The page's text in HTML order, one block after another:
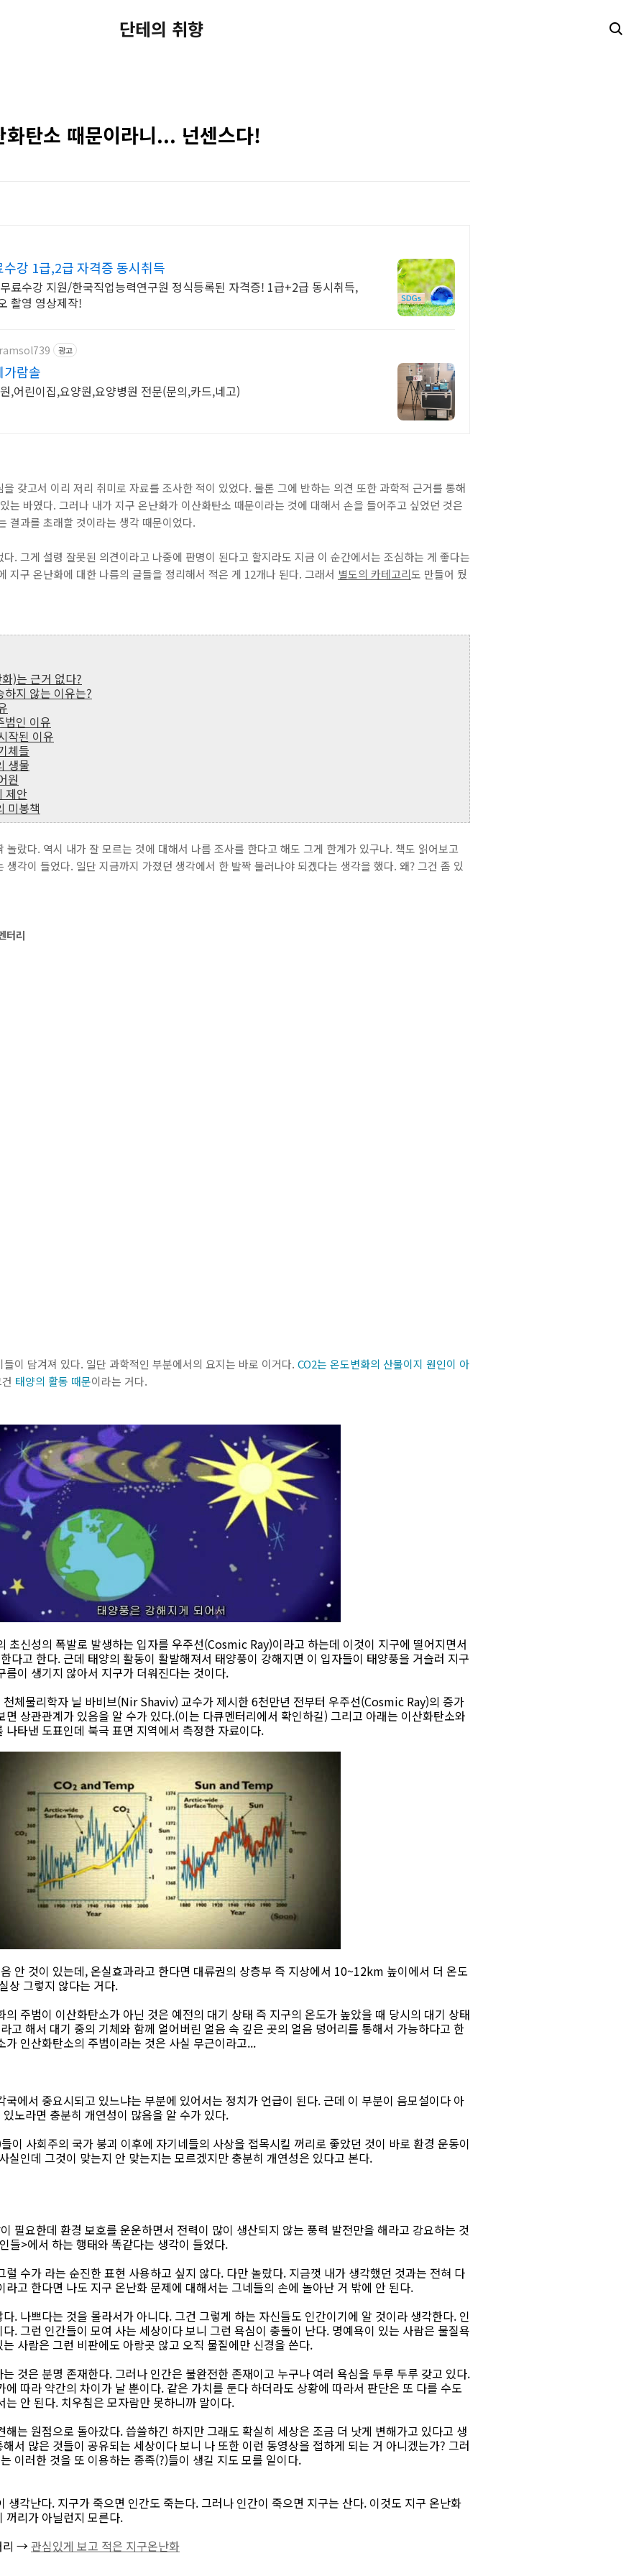
단테의 취향
화탄소 때문이라니... 넌센스다!
강 1급,2급 자격증 동시취득
료수강 지원/한국직업능력연구원 정식등록된 자격증! 1급+2급 동시취득,
촬영 영상제작!
광고
가람솔
,어린이집,요양원,요양병원 전문(문의,카드,네고)
갖고서 이리 저리 취미로 자료를 조사한 적이 있었다. 물론 그에 반하는 의견 또한 과학적 근거를 통해
는 바였다. 그러나 내가 지구 온난화가 이산화탄소 때문이라는 것에 대해서 손을 들어주고 싶었던 것은
결과를 초래할 것이라는 생각 때문이었다.
. 그게 설령 잘못된 의견이라고 나중에 판명이 된다고 할지라도 지금 이 순간에서는 조심하는 게 좋다는
지구 온난화에 대한 나름의 글들을 정리해서 적은 게 12개나 된다. 그래서 별도의 카테고리도 만들어 뒀
)는 근거 없다?
지 않는 이유는?
범인 이유
작된 이유
체들
생물
원
제안
미봉책
놀랐다. 역시 내가 잘 모르는 것에 대해서 나름 조사를 한다고 해도 그게 한계가 있구나. 책도 읽어보고
생각이 들었다. 일단 지금까지 가졌던 생각에서 한 발짝 물러나야 되겠다는 생각을 했다. 왜? 그건 좀 있
터리
이 담겨져 있다. 일단 과학적인 부분에서의 요지는 바로 이거다. CO2는 온도변화의 산물이지 원인이 아
태양의 활동 때문이라는 거다.
초신성의 폭발로 발생하는 입자를 우주선(Cosmic Ray)이라고 하는데 이것이 지구에 떨어지면서
다고 한다. 근데 태양의 활동이 활발해져서 태양풍이 강해지면 이 입자들이 태양풍을 거슬러 지구
름이 생기지 않아서 지구가 더워진다는 것이다.
체물리학자 닐 바비브(Nir Shaviv) 교수가 제시한 6천만년 전부터 우주선(Cosmic Ray)의 증가
상관관계가 있음을 알 수가 있다.(이는 다큐멘터리에서 확인하길) 그리고 아래는 이산화탄소와
나타낸 도표인데 북극 표면 지역에서 측정한 자료이다.
안 것이 있는데, 온실효과라고 한다면 대류권의 상층부 즉 지상에서 10~12km 높이에서 더 온도
상 그렇지 않다는 거다.
의 주범이 이산화탄소가 아닌 것은 예전의 대기 상태 즉 지구의 온도가 높았을 때 당시의 대기 상태
고 해서 대기 중의 기체와 함께 얼어버린 얼음 속 깊은 곳의 얼음 덩어리를 통해서 가능하다고 한
가 인산화탄소의 주범이라는 것은 사실 무근이라고...
국에서 중요시되고 있느냐는 부분에 있어서는 정치가 언급이 된다. 근데 이 부분이 음모설이다 아
노라면 충분히 개연성이 많음을 알 수가 있다.
사회주의 국가 붕괴 이후에 자기네들의 사상을 접목시킬 꺼리로 좋았던 것이 바로 환경 운동이
실인데 그것이 맞는지 안 맞는지는 모르겠지만 충분히 개연성은 있다고 본다.
필요한데 환경 보호를 운운하면서 전력이 많이 생산되지 않는 풍력 발전만을 해라고 강요하는 것
들>에서 하는 행태와 똑같다는 생각이 들었다.
수가 라는 순진한 표현 사용하고 싶지 않다. 다만 놀랐다. 지금껏 내가 생각했던 것과는 전혀 다
고 한다면 나도 지구 온난화 문제에 대해서는 그네들의 손에 놀아난 거 밖에 안 된다.
. 나쁘다는 것을 몰라서가 아니다. 그건 그렇게 하는 자신들도 인간이기에 알 것이라 생각한다. 인
. 그런 인간들이 모여 사는 세상이다 보니 그런 욕심이 충돌이 난다. 명예욕이 있는 사람은 물질욕
사람은 그런 비판에도 아랑곳 않고 오직 물질에만 신경을 쓴다.
것은 분명 존재한다. 그러나 인간은 불완전한 존재이고 누구나 여러 욕심을 두루 두루 갖고 있다.
에 따라 약간의 차이가 날 뿐이다. 같은 가치를 둔다 하더라도 상황에 따라서 판단은 또 다를 수도
는 안 된다. 치우침은 모자람만 못하니까 말이다.
해는 원점으로 돌아갔다. 씁쓸하긴 하지만 그래도 확실히 세상은 조금 더 낫게 변해가고 있다고 생
서 많은 것들이 공유되는 세상이다 보니 나 또한 이런 동영상을 접하게 되는 거 아니겠는가? 그러
이러한 것을 또 이용하는 종족(?)들이 생길 지도 모를 일이다.
생각난다. 지구가 죽으면 인간도 죽는다. 그러나 인간이 죽으면 지구는 산다. 이것도 지구 온난화
꺼리가 아닐런지 모른다.
리 →관심있게 보고 적은 지구온난화